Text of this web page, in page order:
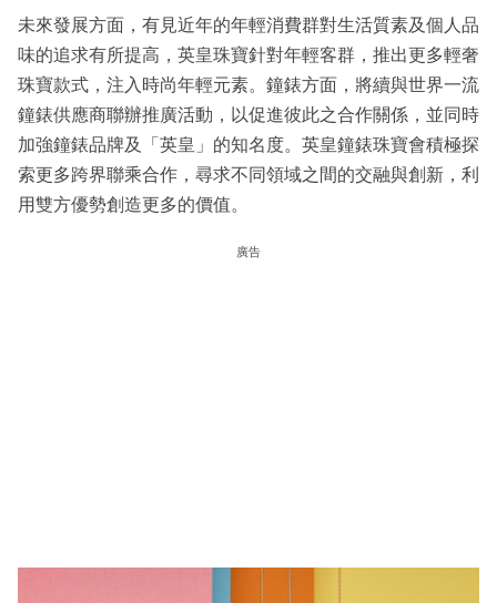
未來發展方面，有見近年的年輕消費群對生活質素及個人品
味的追求有所提高，英皇珠寶針對年輕客群，推出更多輕奢
珠寶款式，注入時尚年輕元素。鐘錶方面，將續與世界一流
鐘錶供應商聯辦推廣活動，以促進彼此之合作關係，並同時
加強鐘錶品牌及「英皇」的知名度。英皇鐘錶珠寶會積極探
索更多跨界聯乘合作，尋求不同領域之間的交融與創新，利
用雙方優勢創造更多的價值。
廣告